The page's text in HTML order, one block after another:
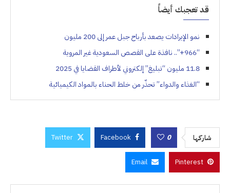
قد تعجبك أيضاً
نمو الإيرادات يصعد بأرباح جبل عمر إلى 200 مليون
“966+”.. نافذة على القصص السعودية غير المروية
11.8 مليون “تبليغ” إلكتروني لأطراف القضايا في 2025
“الغذاء والدواء” تحذّر من خلط الحناء بالمواد الكيميائية
شاركها 0
Facebook
Twitter
Pinterest
Email